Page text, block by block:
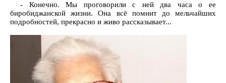
- Конечно. Мы проговорили с ней два часа о ее
биробиджанской жизни. Она всё помнит до мельчайших
подробностей, прекрасно и живо рассказывает...